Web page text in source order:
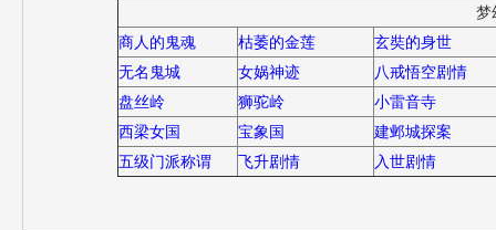
梦
商人的鬼魂
枯萎的金莲
玄奘的身世
无名鬼城
女娲神迹
八戒悟空剧情
盘丝岭
狮驼岭
小雷音寺
西梁女国
宝象国
建邺城探案
五级门派称谓
飞升剧情 入世剧情